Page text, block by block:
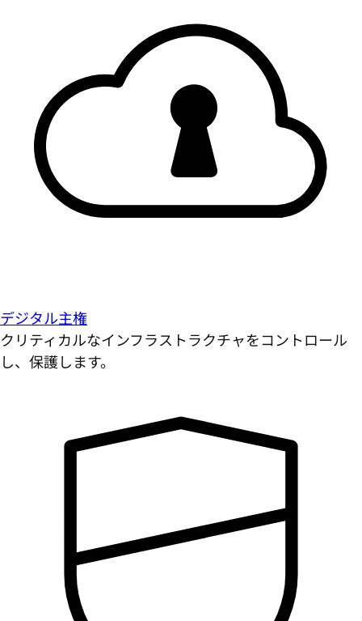
デジタル主権
クリティカルなインフラストラクチャをコントロール
し、保護します。